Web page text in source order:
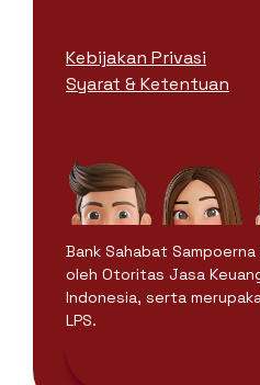
Kebijakan Privasi
Syarat & Ketentuan
Bank Sahabat
oleh Otoritas Jasa
Indonesia, serta
LPS.